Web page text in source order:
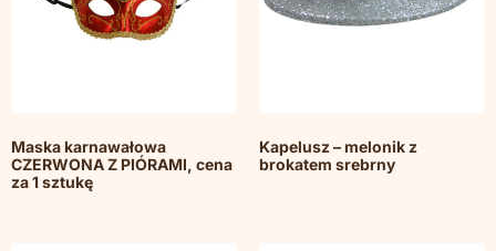
Maska karnawałowa
CZERWONA Z PIÓRAMI, cena
za 1 sztukę
Kapelusz – melonik z
brokatem srebrny